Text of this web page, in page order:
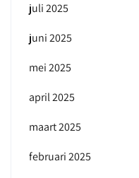
juli 2025
juni 2025
mei 2025
april 2025
maart 2025
februari 2025